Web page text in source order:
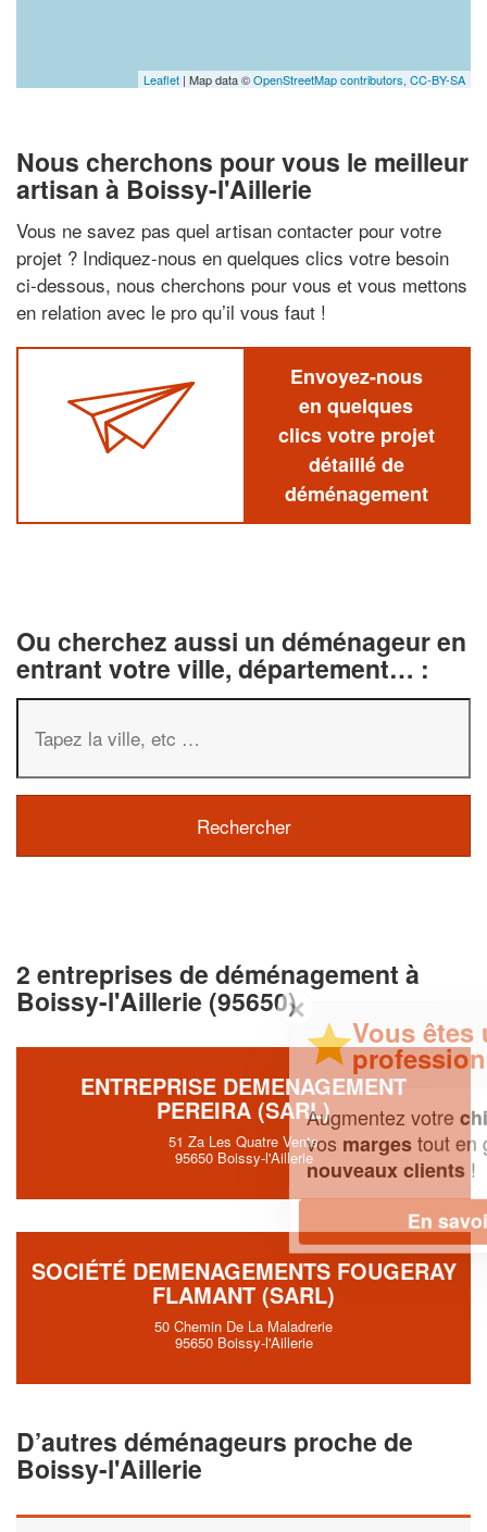
Leaflet | Map data ©OpenStreetMap contributors, CC-BY-SA
Nous cherchons pour vous le meilleur
artisan à Boissy-l'Aillerie
Vous ne savez pas quel artisan contacter pour votre
projet ? Indiquez-nous en quelques clics votre besoin
ci-dessous, nous cherchons pour vous et vous mettons
en relation avec le pro qu’il vous faut !
Envoyez-nous
en quelques
clics votre projet
détaillé de
déménagement
Ou cherchez aussi un déménageur en
entrant votre ville, département… :
2 entreprises de déménagement à
Boissy-l'Aillerie (95650)
ENTREPRISE DEMENAGEMENT
PEREIRA (SARL)
51 Za Les Quatre Vents
95650 Boissy-l'Aillerie
SOCIÉTÉ DEMENAGEMENTS FOUGERAY
FLAMANT (SARL)
50 Chemin De La Maladrerie
95650 Boissy-l'Aillerie
D’autres déménageurs proche de
Boissy-l'Aillerie
✕
Vous êtes un
professionnel ?
Augmentez votrechiffre d'affaireset
vosmargestout en gagnant de
nouveaux clients!